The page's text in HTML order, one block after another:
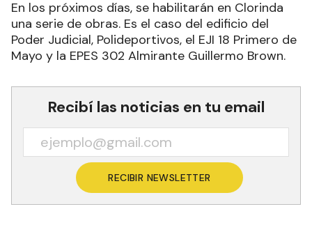
En los próximos días, se habilitarán en Clorinda
una serie de obras. Es el caso del edificio del
Poder Judicial, Polideportivos, el EJI 18 Primero de
Mayo y la EPES 302 Almirante Guillermo Brown.
Recibí las noticias en tu email
RECIBIR NEWSLETTER